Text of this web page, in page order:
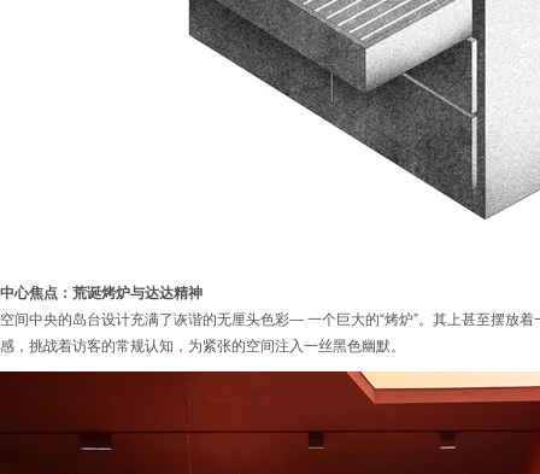
中心焦点：荒诞烤炉与达达精神
空间中央的岛台设计充满了诙谐的无厘头色彩— 一个巨大的“烤炉”。其上甚至摆放着
感，挑战着访客的常规认知，为紧张的空间注入一丝黑色幽默。